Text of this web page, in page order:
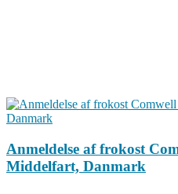
Anmeldelse af frokost
Middelfart, Danmark